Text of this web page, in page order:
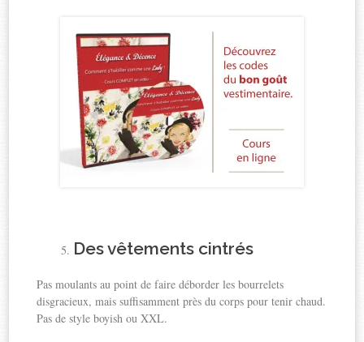
Des vêtements cintrés
Pas moulants au point de faire déborder les bourrelets
disgracieux, mais suffisamment près du corps pour tenir chaud.
Pas de style boyish ou XXL.